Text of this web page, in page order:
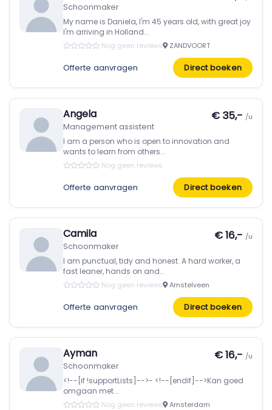
Schoonmaker
My name is Daniela, I'm 45 years old, with great joy
I'm arriving in Holland...
Nog geen reviews ZANDVOORT
Offerte aanvragen Direct boeken
Angela
Management assistent
€ 35,- /u
I am a person who is open to innovation and
wants to learn from others...
Nog geen reviews
Offerte aanvragen Direct boeken
Camila
Schoonmaker
€ 16,- /u
I am punctual, tidy and honest. A hard worker, a
fast leaner, hands on and...
Nog geen reviews Amstelveen
Offerte aanvragen Direct boeken
Ayman
Schoonmaker
€ 16,- /u
<!--[if !supportLists]-->- <!--[endif]-->Kan goed
omgaan met...
Nog geen reviews Amsterdam